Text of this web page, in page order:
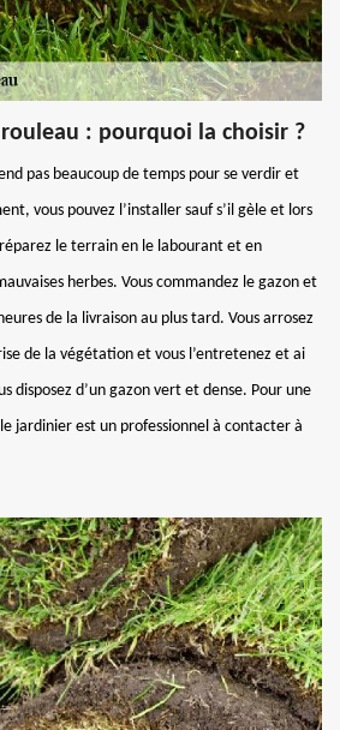
rouleau : pourquoi la choisir ?
pas beaucoup de temps pour se verdir et
vous pouvez l’installer sauf s’il gèle et lors
le terrain en le labourant et en
herbes. Vous commandez le gazon et
de la livraison au plus tard. Vous arrosez
de la végétation et vous l’entretenez et ai
disposez d’un gazon vert et dense. Pour une
jardinier est un professionnel à contacter à